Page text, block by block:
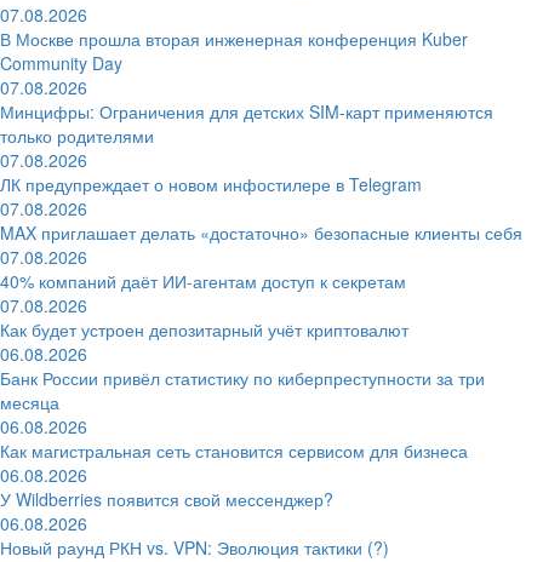
07.08.2026
В Москве прошла вторая инженерная конференция Kuber
Community Day
07.08.2026
Минцифры: Ограничения для детских SIM-карт применяются
только родителями
07.08.2026
ЛК предупреждает о новом инфостилере в Telegram
07.08.2026
MAX приглашает делать «достаточно» безопасные клиенты себя
07.08.2026
40% компаний даёт ИИ‑агентам доступ к секретам
07.08.2026
Как будет устроен депозитарный учёт криптовалют
06.08.2026
Банк России привёл статистику по киберпреступности за три
месяца
06.08.2026
Как магистральная сеть становится сервисом для бизнеса
06.08.2026
У Wildberries появится свой мессенджер?
06.08.2026
Новый раунд РКН vs. VPN: Эволюция тактики (?)